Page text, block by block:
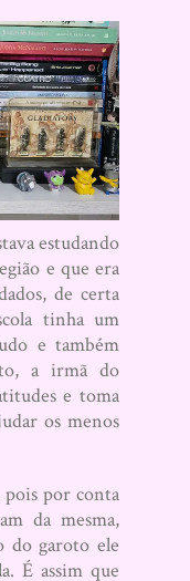
estudando
e que era
de certa
tinha um
e também
a irmã do
e toma
os menos
pois por conta
da mesma,
do garoto ele
É assim que